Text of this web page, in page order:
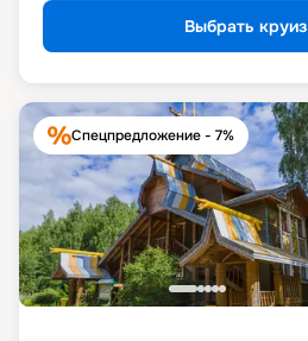
Выбрать круиз
Спецпредложение - 7%